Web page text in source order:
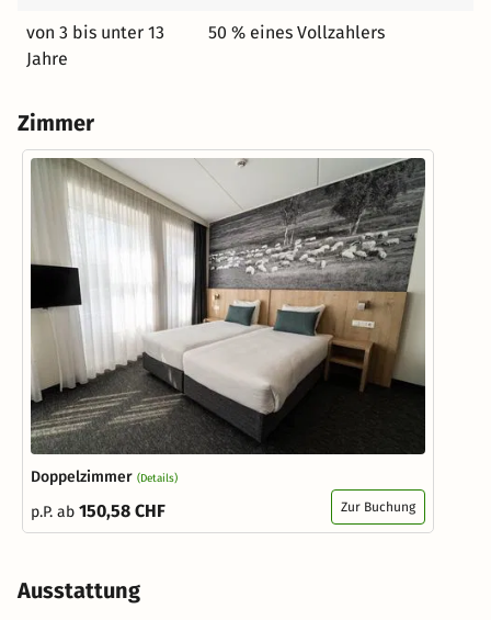
von 3 bis unter 13
Jahre
50 % eines Vollzahlers
Zimmer
Doppelzimmer (Details)
p.P. ab 150,58 CHF Zur Buchung
Ausstattung